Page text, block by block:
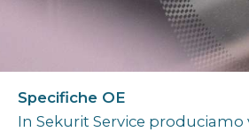
Specifiche OE
In Sekurit Service